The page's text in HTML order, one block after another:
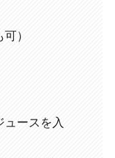
）
ースを入